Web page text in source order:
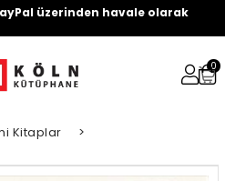
üzerinden havale olarak
0
Kitaplar >